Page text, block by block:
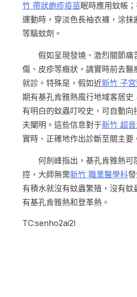
竹 帶狀皰疹疫苗眠時應用蚊帳
運動時，穿淡色長袖衣褲，涂抹
等驅蚊劑。
假如呈現發燒、激烈關節痛
傷、皮疹等癥狀，請實時前去醫
就診。特殊是，假如近新竹 子
期有基孔肯雅熱風行地域客居史
有明白的蚊蟲叮咬史，可自動向
夫闡明。這些信息對于新竹 超
實時、正確地作出診斷至關主要
何劍峰指出，基孔肯雅熱可
控，大師無需新竹 職業醫學科
有積水就沒有蚊蟲繁殖，沒有蚊
有基孔肯雅熱和登革熱。
TC:senho2ai2l